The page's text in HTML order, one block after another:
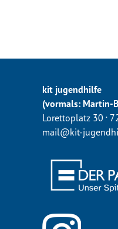
kit jugendhilfe
(vormals: Martin-
Lorettoplatz 30 .
mail@kit-